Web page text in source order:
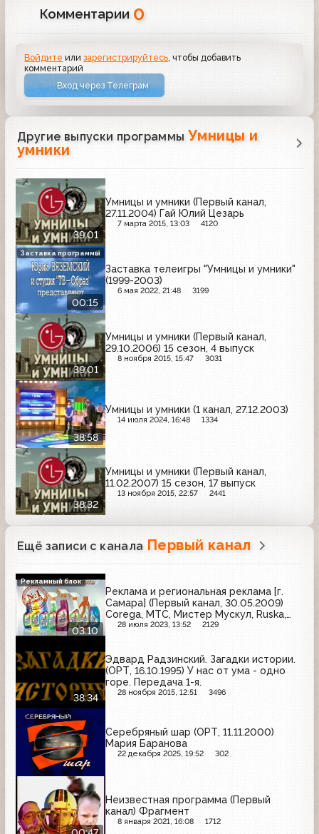
Комментарии 0
Войдите илизарегистрируйтесь, чтобы добавить
комментарий
Вход через Телеграм
Другие выпуски программы Умницы и
умники
39:01
Умницы и умники (Первый канал,
27.11.2004) Гай Юлий Цезарь
7 марта 2015, 13:03 4120
00:15
Заставка телеигры "Умницы и умники"
(1999-2003)
6 мая 2022, 21:48 3199
Заставка программы
39:01
Умницы и умники (Первый канал,
29.10.2006) 15 сезон, 4 выпуск
8 ноября 2015, 15:47 3031
38:58
Умницы и умники (1 канал, 27.12.2003)
14 июля 2024, 16:48 1334
38:32
Умницы и умники (Первый канал,
11.02.2007) 15 сезон, 17 выпуск
13 ноября 2015, 22:57 2441
Ещё записи с канала Первый канал
03:10
Реклама и региональная реклама [г.
Самара] (Первый канал, 30.05.2009)
Corega, МТС, Мистер Мускул, Ruska,
Чёрная карта, Волга-Флот-Тур,
28 июля 2023, 13:52 2129
Рекламный блок
38:34
Эдвард Радзинский. Загадки истории.
(ОРТ, 16.10.1995) У нас от ума - одно
горе. Передача 1-я.
28 ноября 2015, 12:51 3496
Серебряный шар (ОРТ, 11.11.2000)
Мария Баранова
22 декабря 2025, 19:52 302
Неизвестная программа (Первый
канал) Фрагмент
8 января 2021, 16:08 1712